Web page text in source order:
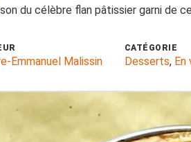
du célèbre flan pâtissier garni de
Emmanuel Malissin
CATÉGORIE
Desserts,